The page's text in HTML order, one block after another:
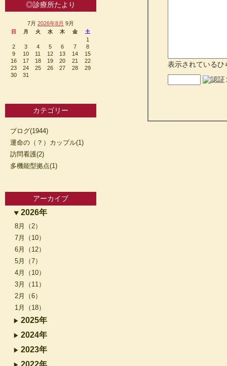
表示されているひ
◎診療所たより
7月 2026年8月 9月
日 月 火 水 木 金 土
1
2
3 4 5 6 7
8
9
10 11 12 13 14
15
16
17 18 19 20 21
22
23
24 25 26 27 28
29
30
31
カテゴリー
ブログ(1944)
運命の（？）カップル(1)
訪問看護(2)
多機能型拠点(1)
アーカイブ
2026年
8月（2）
7月（10）
6月（12）
5月（7）
4月（10）
3月（11）
2月（6）
1月（18）
2025年
2024年
2023年
2022年